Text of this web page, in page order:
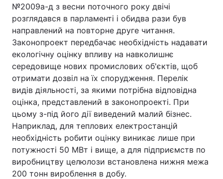
№2009а-д з весни поточного року двічі
розглядався в парламенті і обидва рази був
направлений на повторне друге читання.
Законопроект передбачає необхідність надавати
екологічну оцінку впливу на навколишнє
середовище нових промислових об'єктів, щоб
отримати дозвіл на їх спорудження. Перелік
видів діяльності, за якими потрібна відповідна
оцінка, представлений в законопроекті. При
цьому з-під його дії виведений малий бізнес.
Наприклад, для теплових електростанцій
необхідність робити оцінку виникає лише при
потужності 50 МВт і вище, а для підприємств по
виробництву целюлози встановлена нижня межа
200 тонн вироблення в добу.